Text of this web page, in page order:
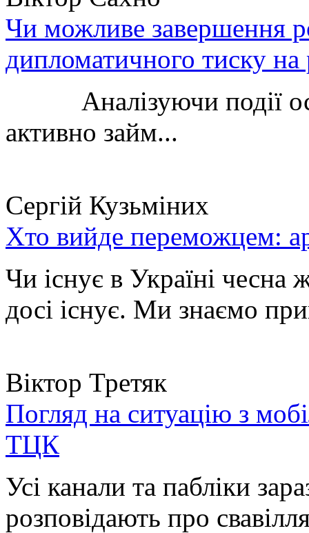
Чи можливе завершення
дипломатичного тиску
Аналізуючи події
активно займ...
Сергій Кузьміних
Хто вийде переможцем:
Чи існує в Україні чесна
досі існує. Ми знаємо
Віктор Третяк
Погляд на ситуацію з
ТЦК
Усі канали та пабліки
розповідають про